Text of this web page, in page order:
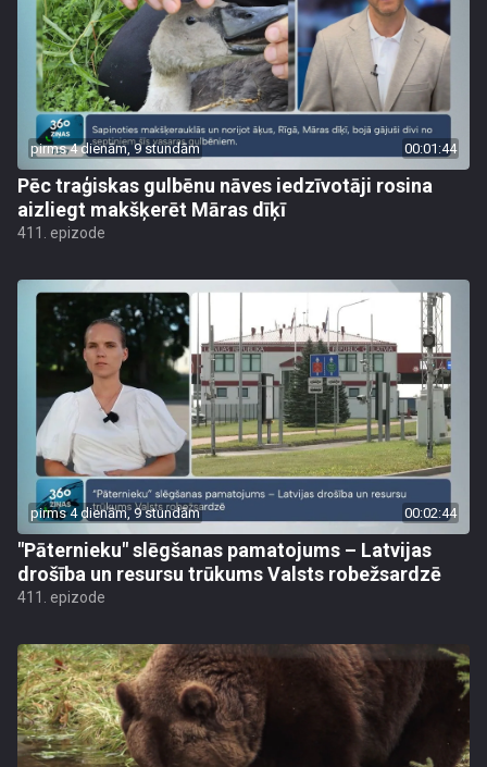
pirms 4 dienām, 9 stundām 00:01:44
Pēc traģiskas gulbēnu nāves iedzīvotāji rosina
aizliegt makšķerēt Māras dīķī
411. epizode
pirms 4 dienām, 9 stundām 00:02:44
"Pāternieku" slēgšanas pamatojums – Latvijas
drošība un resursu trūkums Valsts robežsardzē
411. epizode